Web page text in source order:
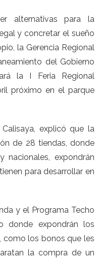
alternativas para la
y concretar el sueño
la Gerencia Regional
del Gobierno
la I Feria Regional
próximo en el parque
explicó que la
de 28 tiendas, donde
nacionales, expondrán
para desarrollar en
y el Programa Techo
donde expondrán los
como los bonos que les
la compra de un